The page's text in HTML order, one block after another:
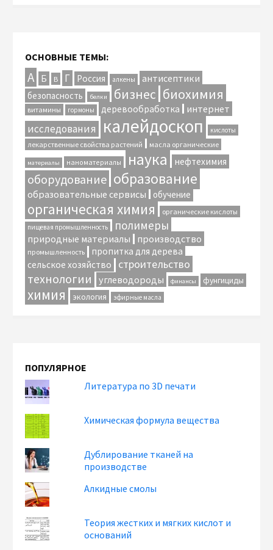
ОСНОВНЫЕ ТЕМЫ:
А Б В Г Россия алкены антисептики
безопасность белки бизнес биохимия
витамины гормоны деревообработка интернет
исследования калейдоскоп кислоты
лекарственные свойства растений масла органические
материалы наноматериалы наука нефтехимия
оборудование образование
образовательные сервисы обучение
органическая химия органические кислоты
пищевая промышленность полимеры
природные материалы производство
промышленность
пропитка для дерева
сельское хозяйство
строительство
технологии углеводороды финансы фунгициды
химия экология эфирные масла
ПОПУЛЯРНОЕ
Литература по 3D печати
Химическая формула вещества
Дублирование тканей на
производстве
Алкидные смолы
Теория жестких и мягких кислот и
оснований